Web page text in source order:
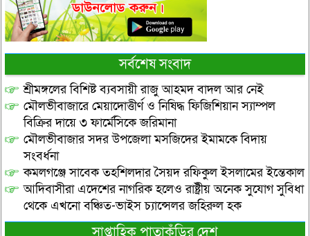
সর্বশেষ সংবাদ
শ্রীমঙ্গলের বিশিষ্ট ব্যবসায়ী রাজু আহমদ বাদল আর নেই
মৌলভীবাজারে মেয়াদোত্তীর্ণ ও নিষিদ্ধ ফিজিশিয়ান স্যাম্পল
বিক্রির দায়ে ৩ ফার্মেসিকে জরিমানা
মৌলভীবাজার সদর উপজেলা মসজিদের ইমামকে বিদায়
সংবর্ধনা
কমলগঞ্জে সাবেক তহশিলদার সৈয়দ রফিকুল ইসলামের ইন্তেকাল
আদিবাসীরা এদেশের নাগরিক হলেও রাষ্ট্রীয় অনেক সুযোগ সুবিধা
থেকে এখনো বঞ্চিত-ভাইস চ্যান্সেলর জহিরুল হক